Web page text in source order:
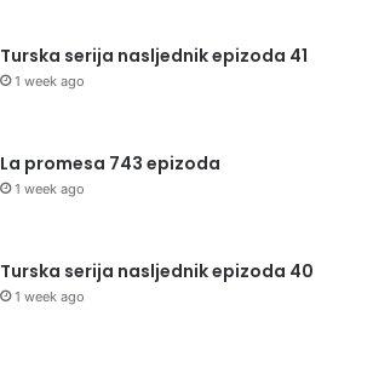
Turska serija nasljednik epizoda 41
1 week ago
La promesa 743 epizoda
1 week ago
Turska serija nasljednik epizoda 40
1 week ago